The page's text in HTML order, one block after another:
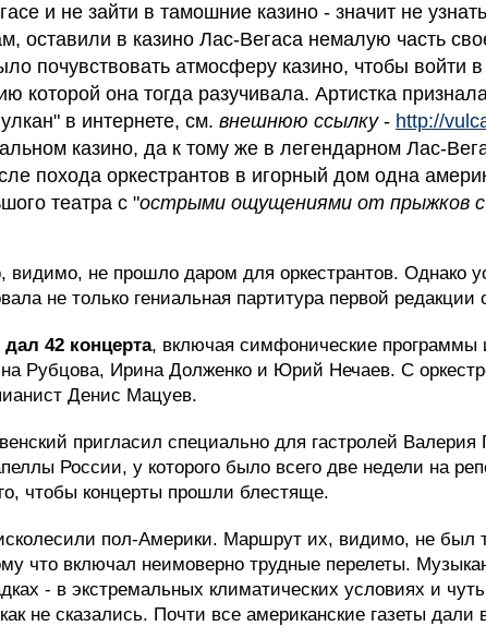
и не зайти в тамошние казино - значит не
оставили в казино Лас-Вегаса немалую часть
почувствовать атмосферу казино, чтобы войти
которой она тогда разучивала. Артистка
в интернете, см. внешнюю ссылку- http://
казино, да к тому же в легендарном Лас-
похода оркестрантов в игорный дом одна
театра с "острыми ощущениями от прыжков
видимо, не прошло даром для оркестрантов. Однако
не только гениальная партитура первой
42 концерта, включая симфонические программы
Рубцова, Ирина Долженко и Юрий Нечаев. С
Денис Мацуев.
пригласил специально для гастролей
России, у которого было всего две недели на
чтобы концерты прошли блестяще.
пол-Америки. Маршрут их, видимо, не был
что включал неимоверно трудные перелеты.
- в экстремальных климатических условиях и
не сказались. Почти все американские газеты